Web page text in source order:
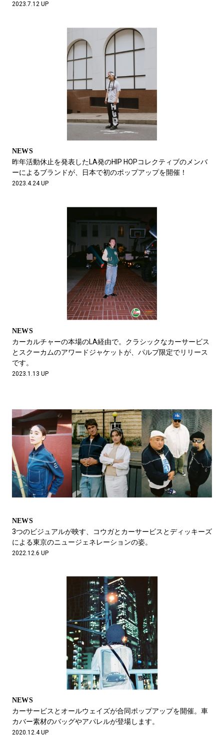
2023.7.12 UP
NEWS
昨年活動休止を発表したLA発のHIP HOPコレクティブのメンバ
ーによるブランドが、日本で初のポップアップを開催！
2023.4.24 UP
NEWS
カーカルチャーの本場のLA経由で。クラシックなカーサービス
とスクーカムのアワードジャケットが、パルプ限定でリリース
です。
2023.1.13 UP
NEWS
3つのビジュアルが映す、コウガとカーサービスとディッキーズ
による東京のニュージェネレーションの姿。
2022.12.6 UP
NEWS
カーサービスとオールウェイズが合同ポップアップを開催。車
カバー素材のバッグやアパレルが登場します。
2020.12.4 UP